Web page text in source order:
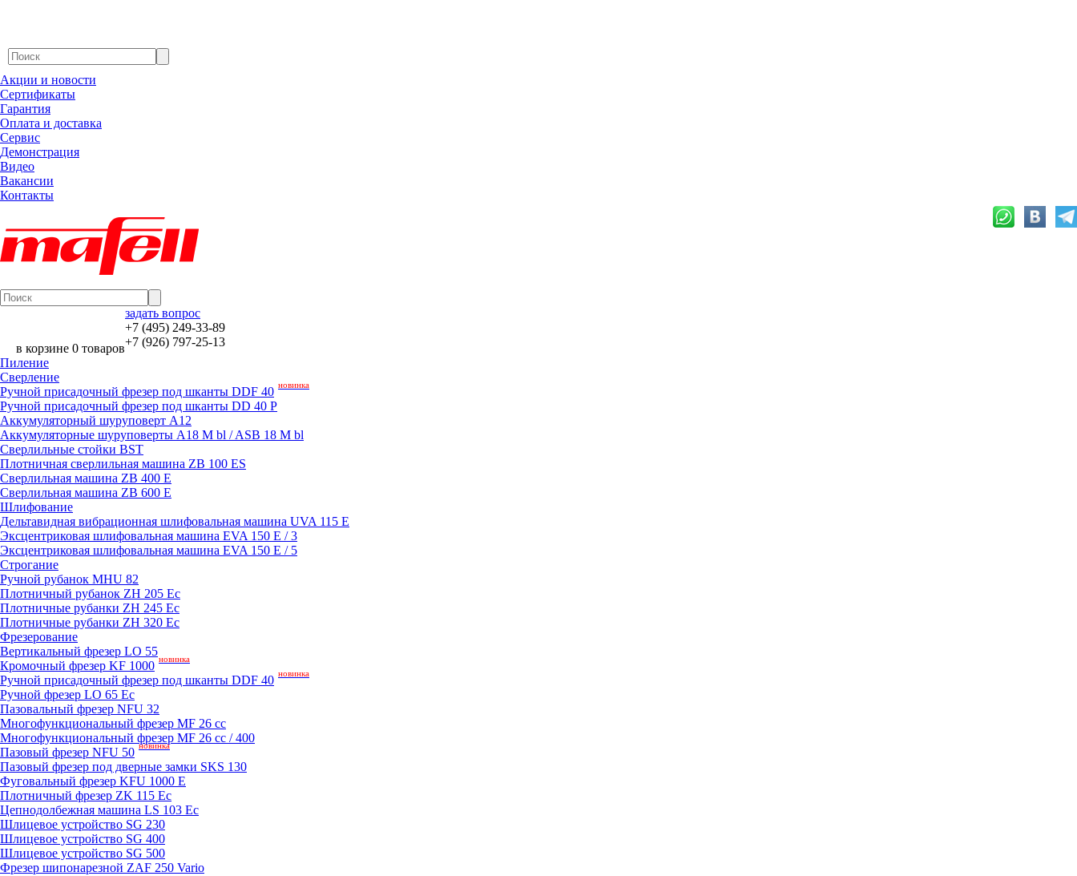
Акции и новости
Сертификаты
Гарантия
Оплата и доставка
Сервис
Демонстрация
Видео
Вакансии
Контакты
в корзине 0 товаров
задать вопрос
+7 (495) 249-33-89
+7 (926) 797-25-13
Пиление
Сверление
Ручной присадочный фрезер под шканты DDF 40 новинка
Ручной присадочный фрезер под шканты DD 40 P
Аккумуляторный шуруповерт A12
Аккумуляторные шуруповерты A18 M bl / ASB 18 M bl
Сверлильные стойки BST
Плотничная сверлильная машина ZB 100 ES
Сверлильная машина ZB 400 E
Сверлильная машина ZB 600 E
Шлифование
Дельтавидная вибрационная шлифовальная машина UVA 115 E
Эксцентриковая шлифовальная машина EVA 150 E / 3
Эксцентриковая шлифовальная машина EVA 150 E / 5
Строгание
Ручной рубанок MHU 82
Плотничный рубанок ZH 205 Ec
Плотничные рубанки ZH 245 Ec
Плотничные рубанки ZH 320 Ec
Фрезерование
Вертикальный фрезер LO 55
Кромочный фрезер KF 1000 новинка
Ручной присадочный фрезер под шканты DDF 40 новинка
Ручной фрезер LO 65 Ec
Пазовальный фрезер NFU 32
Mногофункциональный фрезер MF 26 cc
Mногофункциональный фрезер MF 26 cc / 400
Пазовый фрезер NFU 50 новинка
Пазовый фрезер под дверные замки SKS 130
Фуговальный фрезер KFU 1000 E
Плотничный фрезер ZK 115 Ec
Цепнодолбежная машина LS 103 Ec
Шлицевое устройство SG 230
Шлицевое устройство SG 400
Шлицевое устройство SG 500
Фрезер шипонарезной ZAF 250 Vario